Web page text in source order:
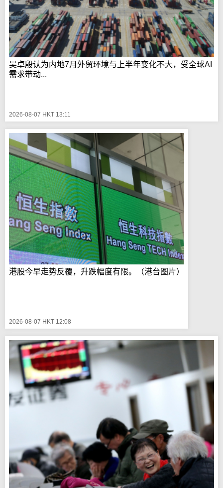
吴卓殷认为内地7月外贸环境与上半年变化不大，受全球AI
需求带动...
2026-08-07 HKT 13:11
港股今早走势反覆，升跌幅度有限。（港台图片）
2026-08-07 HKT 12:08